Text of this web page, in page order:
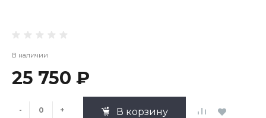
В наличии
25 750 ₽
- + В корзину